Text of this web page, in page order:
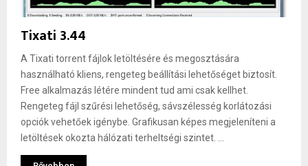
Tixati 3.44
A Tixati torrent fájlok letöltésére és megosztására
használható kliens, rengeteg beállítási lehetőséget biztosít.
Free alkalmazás létére mindent tud ami csak kellhet.
Rengeteg fájl szűrési lehetőség, sávszélesség korlátozási
opciók vehetőek igénybe. Grafikusan képes megjeleníteni a
letöltések okozta hálózati terheltségi szintet. ...